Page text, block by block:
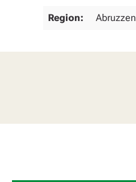
Region: Abruzzen